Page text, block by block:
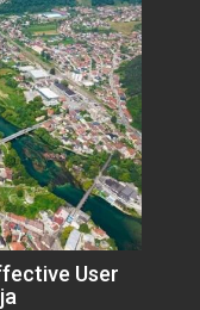
User